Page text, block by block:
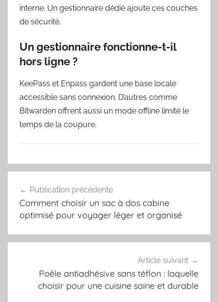
interne. Un gestionnaire dédié ajoute ces couches
de sécurité.
Un gestionnaire fonctionne-t-il
hors ligne ?
KeePass et Enpass gardent une base locale
accessible sans connexion. D’autres comme
Bitwarden offrent aussi un mode offline limité le
temps de la coupure.
de
l’article
Publication précédente
Comment choisir un sac à dos cabine
optimisé pour voyager léger et organisé
Article suivant
Poêle antiadhésive sans téflon : laquelle
choisir pour une cuisine saine et durable